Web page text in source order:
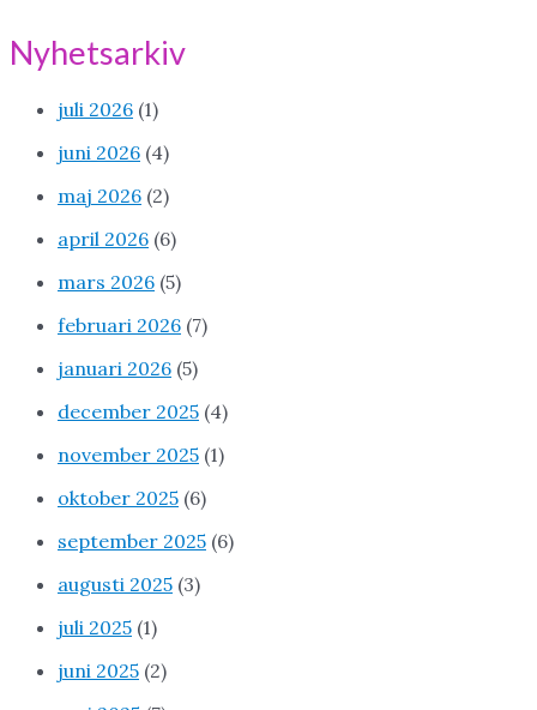
Nyhetsarkiv
juli 2026 (1)
juni 2026 (4)
maj 2026 (2)
april 2026 (6)
mars 2026 (5)
februari 2026 (7)
januari 2026 (5)
december 2025 (4)
november 2025 (1)
oktober 2025 (6)
september 2025 (6)
augusti 2025 (3)
juli 2025 (1)
juni 2025 (2)